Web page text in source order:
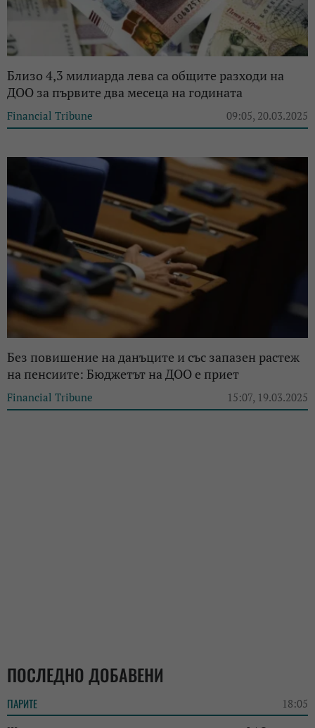
Близо 4,3 милиарда лева са общите разходи на
ДОО за първите два месеца на годината
Financial Tribune 09:05, 20.03.2025
Без повишение на данъците и със запазен растеж
на пенсиите: Бюджетът на ДОО е приет
Financial Tribune 15:07, 19.03.2025
ПОСЛЕДНО ДОБАВЕНИ
ПАРИТЕ 18:05